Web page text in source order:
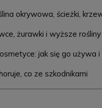
okrywowa, ścieżki,
żurawki i wyższe rośliny
jak się go używa
co ze szkodnikami